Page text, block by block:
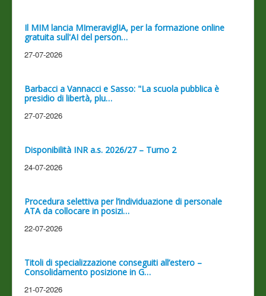
Il MIM lancia MImeraviglIA, per la formazione online
gratuita sull'AI del person…
27-07-2026
Barbacci a Vannacci e Sasso: "La scuola pubblica è
presidio di libertà, plu…
27-07-2026
Disponibilità INR a.s. 2026/27 – Turno 2
24-07-2026
Procedura selettiva per l’individuazione di personale
ATA da collocare in posizi…
22-07-2026
Titoli di specializzazione conseguiti all’estero –
Consolidamento posizione in G…
21-07-2026